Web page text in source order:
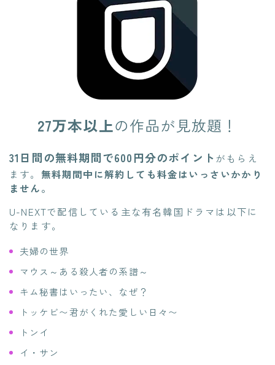
27万本以上の作品が見放題！
31日間の無料期間で600円分のポイント がもらえ
ます。 無料期間中に解約しても料金はいっさいかかり
ません。
U-NEXTで配信している主な有名韓国ドラマは以下に
なります。
夫婦の世界
マウス～ある殺人者の系譜～
キム秘書はいったい、なぜ？
トッケビ〜君がくれた愛しい日々〜
トンイ
イ・サン